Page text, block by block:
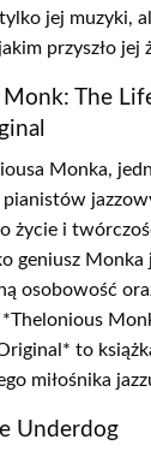
jej muzyki,
przyszło jej
The
Monka,
pianistów
życie i
geniusz Monka
osobowość
to
miłośnika
Underdog